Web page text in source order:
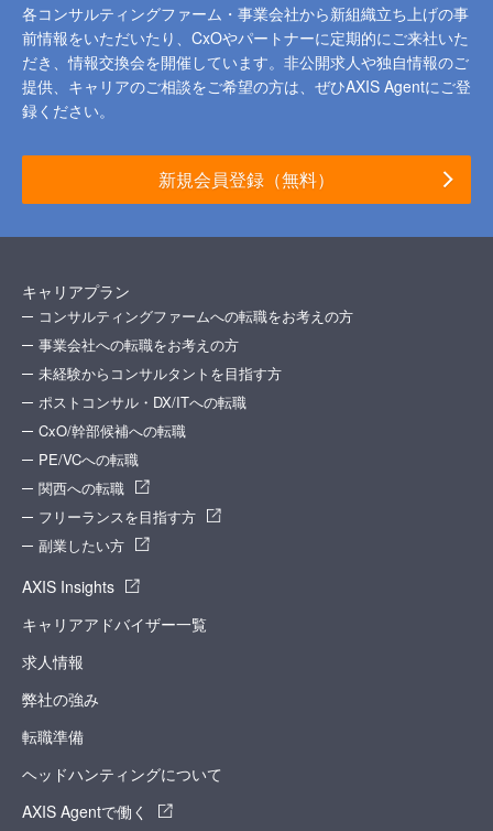
各コンサルティングファーム・事業会社から新組織立ち上げの事
前情報をいただいたり、 CxOやパートナーに定期的にご来社いた
だき、情報交換会を開催しています。 非公開求人や独自情報のご
提供、キャリアのご相談をご希望の方は、ぜひAXIS Agentにご登
録ください。
新規会員登録（無料）
キャリアプラン
コンサルティングファームへの転職をお考えの方
事業会社への転職をお考えの方
未経験からコンサルタントを目指す方
ポストコンサル・DX/ITへの転職
CxO/幹部候補への転職
PE/VCへの転職
関西への転職
フリーランスを目指す方
副業したい方
AXIS Insights
キャリアアドバイザー一覧
求人情報
弊社の強み
転職準備
ヘッドハンティングについて
AXIS Agentで働く